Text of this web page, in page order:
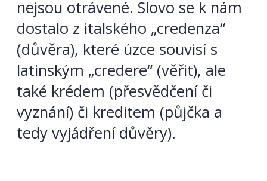
nejsou otrávené. Slovo se k nám
dostalo z italského „credenza“
(důvěra), které úzce souvisí s
latinským „credere“ (věřit), ale
také krédem (přesvědčení či
vyznání) či kreditem (půjčka a
tedy vyjádření důvěry).